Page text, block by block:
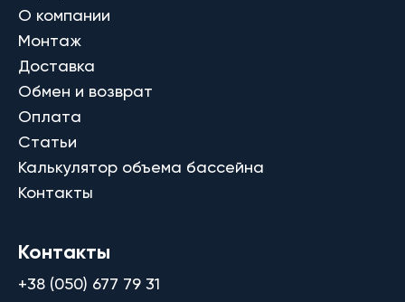
О компании
Монтаж
Доставка
Обмен и возврат
Оплата
Статьи
Калькулятор объема бассейна
Контакты
Контакты
+38 (050) 677 79 31